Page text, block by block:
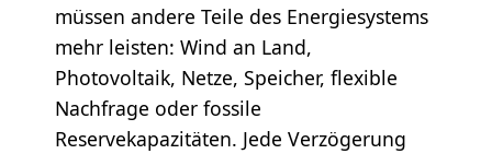
müssen andere Teile des Energiesystems
mehr leisten: Wind an Land,
Photovoltaik, Netze, Speicher, flexible
Nachfrage oder fossile
Reservekapazitäten. Jede Verzögerung